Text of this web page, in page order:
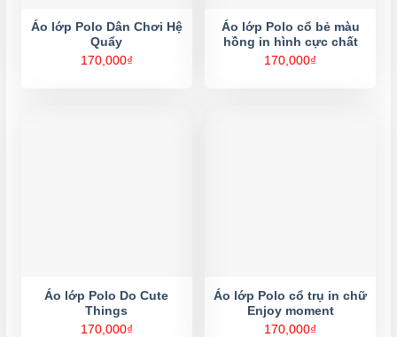
Áo lớp Polo Dân Chơi Hệ
Quẩy
170,000₫
Áo lớp Polo cổ bẻ màu
hồng in hình cực chất
170,000₫
Áo lớp Polo Do Cute
Things
170,000₫
Áo lớp Polo cổ trụ in chữ
Enjoy moment
170,000₫